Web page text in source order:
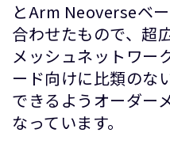
とArm Neoverseベ
合わせたもので、超
メッシュネットワー
ード向けに比類のな
できるようオーダー
なっています。